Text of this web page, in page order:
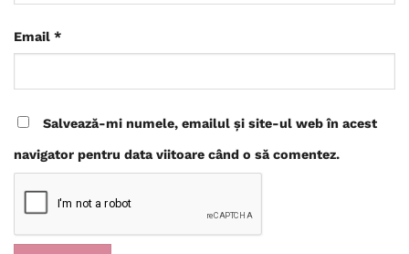
Email *
Salvează-mi numele, emailul și site-ul web în acest
navigator pentru data viitoare când o să comentez.